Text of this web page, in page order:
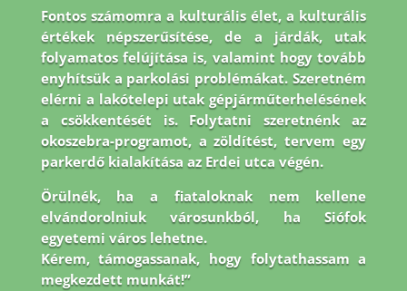
Fontos számomra a kulturális élet, a kulturális
értékek népszerűsítése, de a járdák, utak
folyamatosfelújítása is, valamint hogy tovább
enyhítsük a parkolási problémákat. Szeretném
elérni a lakótelepi utak gépjárműterhelésének
a csökkentését is. Folytatni szeretnénk az
okoszebra-programot, a zöldítést, tervem egy
parkerdő kialakítása az Erdei utca végén.
Örülnék, ha a fiataloknak nem kellene
elvándorolniuk városunkból, ha Siófok
egyetemi város lehetne.
Kérem, támogassanak, hogy folytathassam a
megkezdett munkát!”